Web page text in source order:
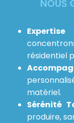
NOUS
résidentiel
matériel.
Sérénité
produire,